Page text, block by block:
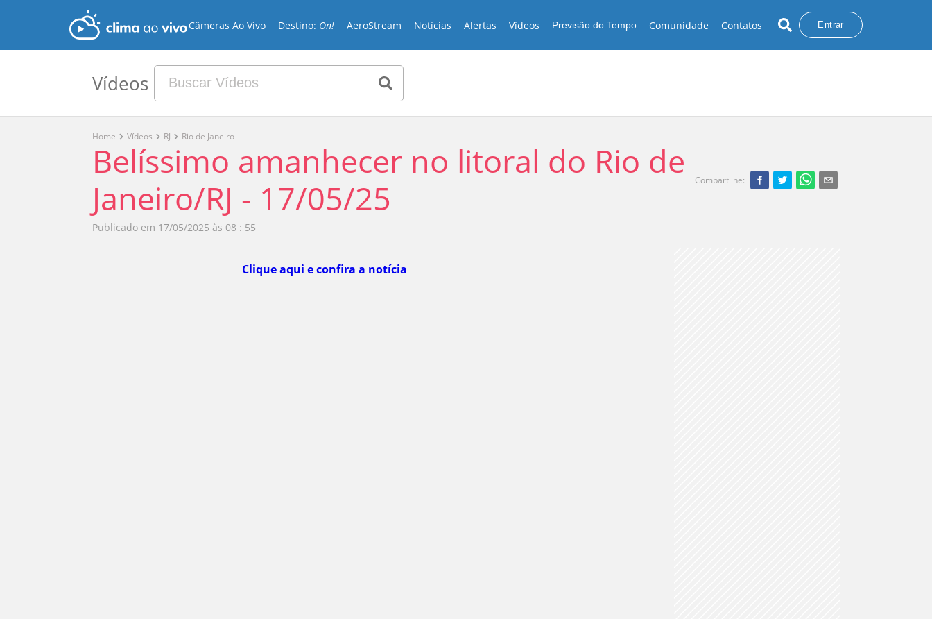
Câmeras Ao Vivo Destino: On! AeroStream Notícias Alertas Vídeos Previsão do Tempo Comunidade Contatos Entrar
Vídeos
Home Vídeos RJ Rio de Janeiro
Belíssimo amanhecer no litoral do Rio de
Janeiro/RJ - 17/05/25
Compartilhe:
Publicado em 17/05/2025 às 08 : 55
Play
Clique aqui e confira a notícia